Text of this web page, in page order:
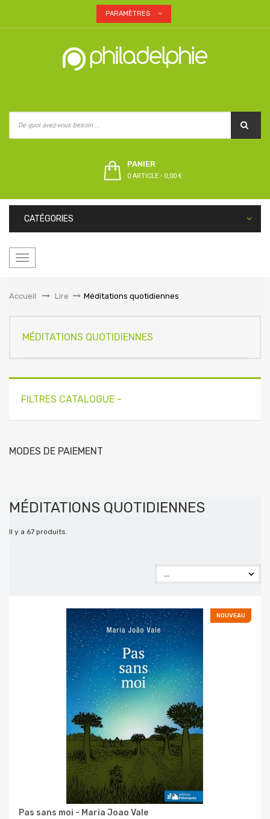
PARAMÈTRES
PANIER
0 ARTICLE - 0,00 €
CATÉGORIES
Basculer
Accueil
&gt;Lire > Méditations quotidiennes
MÉDITATIONS QUOTIDIENNES
FILTRES CATALOGUE -
MODES DE PAIEMENT
MÉDITATIONS QUOTIDIENNES
Il y a 67 produits.
NOUVEAU
Pas sans moi - Maria Joao Vale